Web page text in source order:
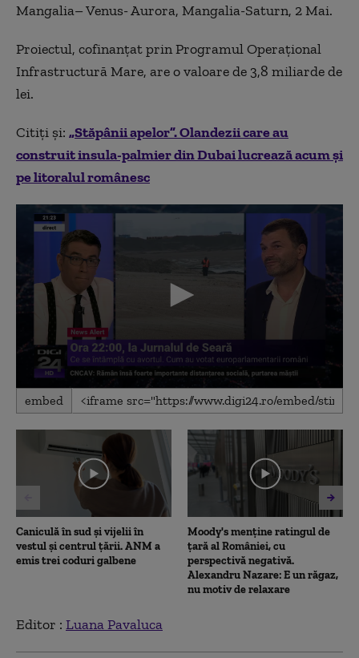
Mangalia– Venus- Aurora, Mangalia-Saturn, 2 Mai.
Proiectul, cofinanțat prin Programul Operațional
Infrastructură Mare, are o valoare de 3,8 miliarde de
lei.
Citiți și: „Stăpânii apelor”. Olandezii care au
construit insula-palmier din Dubai lucrează acum și
pe litoralul românesc
0
seconds
3
minutes,
embed
Caniculă în sud și vijelii în
vestul și centrul țării. ANM a
emis trei coduri galbene
Moody's menține ratingul de
țară al României, cu
perspectivă negativă.
Alexandru Nazare: E un răgaz,
nu motiv de relaxare
Editor : Luana Pavaluca